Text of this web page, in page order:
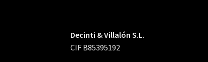
Decinti & Villalón S.L.
CIF B85395192